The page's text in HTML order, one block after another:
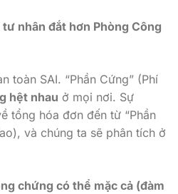
nhân đắt hơn Phòng Công
toàn SAI. “Phần Cứng” (Phí
hệt nhau ở mọi nơi. Sự
tổng hóa đơn đến từ “Phần
và chúng ta sẽ phân tích ở
chứng có thể mặc cả (đàm